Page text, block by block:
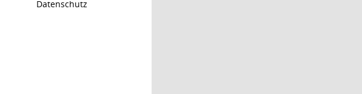
Datenschutz